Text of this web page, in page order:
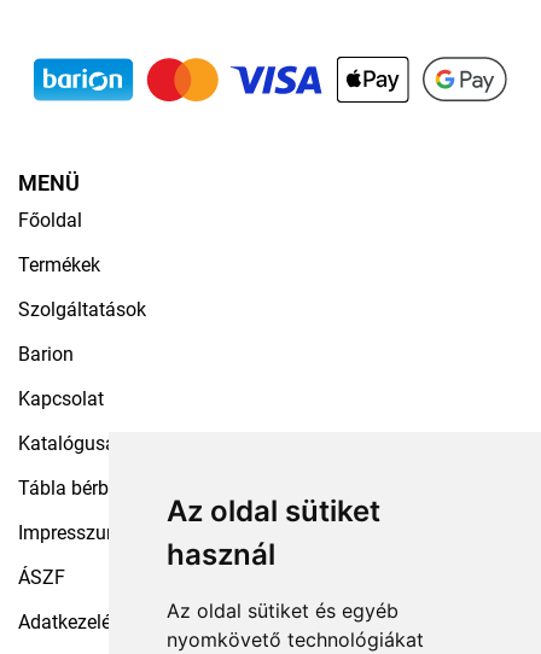
Az oldal sütiket
használ
Az oldal sütiket és egyéb
nyomkövető technológiákat
MENÜ
Főoldal
Termékek
Szolgáltatások
Barion
Kapcsolat
Katalógusaink
Tábla bérbeadás
Impresszum
ÁSZF
Adatkezelési tájékoztató